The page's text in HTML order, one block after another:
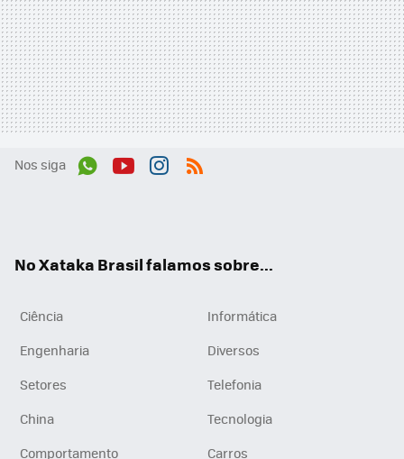
Nos siga
No Xataka Brasil falamos sobre...
Ciência
Informática
Engenharia
Diversos
Setores
Telefonia
China
Tecnologia
Comportamento
Carros